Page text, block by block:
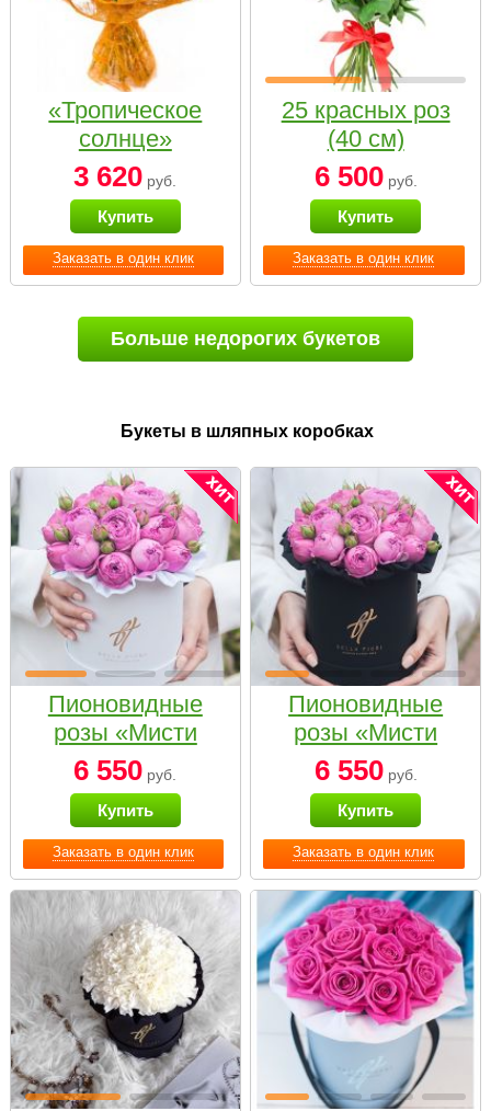
Заказать в один клик
«Тропическое
солнце»
3 620 руб.
Купить
Заказать в один клик
25 красных роз
(40 см)
6 500руб.
Купить
Больше недорогих букетов
Букеты в шляпных коробках
Заказать в один клик
Пионовидные
розы «Мисти
бабблс» в белой
коробке Small
6 550 руб.
Купить
Заказать в один клик
Пионовидные
розы «Мисти
бабблс» в
черной коробке
Small
6 550руб.
Купить